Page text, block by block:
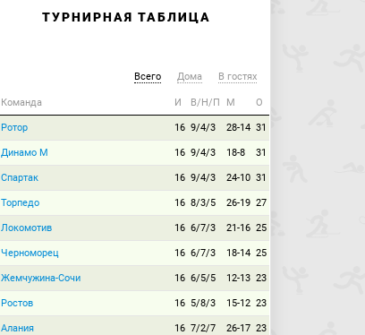
ТУРНИРНАЯ ТАБЛИЦА
Всего Дома В гостях
Команда И В/Н/П М О
Ротор 16 9/4/3 28-14 31
Динамо М 16 9/4/3 18-8 31
Спартак 16 9/4/3 24-10 31
Торпедо 16 8/3/5 26-19 27
Локомотив 16 6/7/3 21-16 25
Черноморец 16 6/7/3 18-14 25
Жемчужина-Сочи 16 6/5/5 12-13 23
Ростов 16 5/8/3 15-12 23
Алания 16 7/2/7 26-17 23